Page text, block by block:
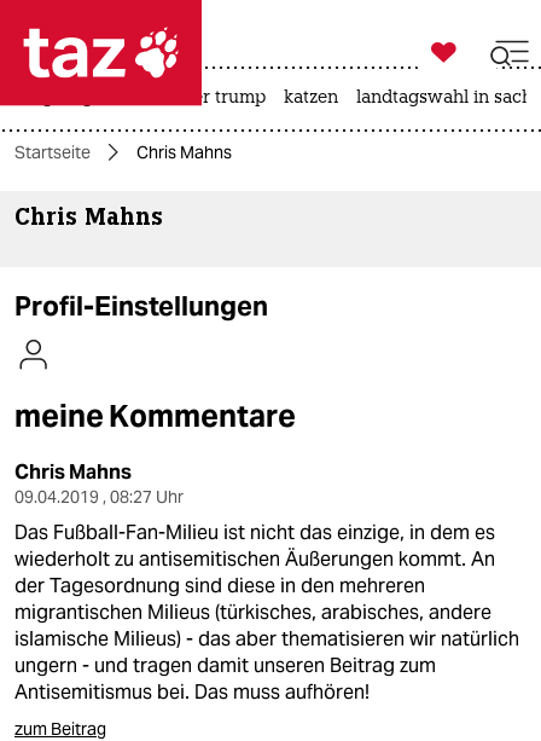
 taz zahl ich
taz zahl ich
themen
kultur
sport
berlin
nord
wahrheit
verlag

taz zahl ich
usa unter trump katzen landtagswahl in
Startseite Chris Mahns
Chris Mahns
Profil-Einstellungen
meine Kommentare
Chris Mahns
09.04.2019 , 08:27 Uhr
Das Fußball-Fan-Milieu ist nicht das einzige, in dem es
wiederholt zu antisemitischen Äußerungen kommt. An
der Tagesordnung sind diese in den mehreren
migrantischen Milieus (türkisches, arabisches, andere
islamische Milieus) - das aber thematisieren wir natürlich
ungern - und tragen damit unseren Beitrag zum
Antisemitismus bei. Das muss aufhören!
zum Beitrag